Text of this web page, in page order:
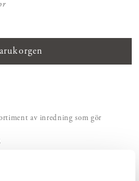
av inredning som gör